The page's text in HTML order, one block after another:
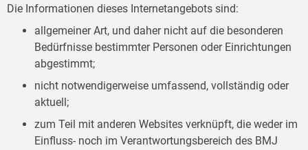
Die Informationen dieses Internetangebots sind:
allgemeiner Art, und daher nicht auf die besonderen
Bedürfnisse bestimmter Personen oder Einrichtungen
abgestimmt;
nicht notwendigerweise umfassend, vollständig oder
aktuell;
zum Teil mit anderen Websites verknüpft, die weder im
Einfluss- noch im Verantwortungsbereich des BMJ